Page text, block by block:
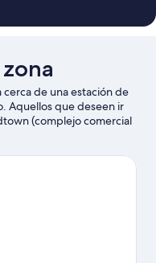
de una estación de
Aquellos que deseen ir
(complejo comercial
que quienes quieran
Gyoen y Tokyo